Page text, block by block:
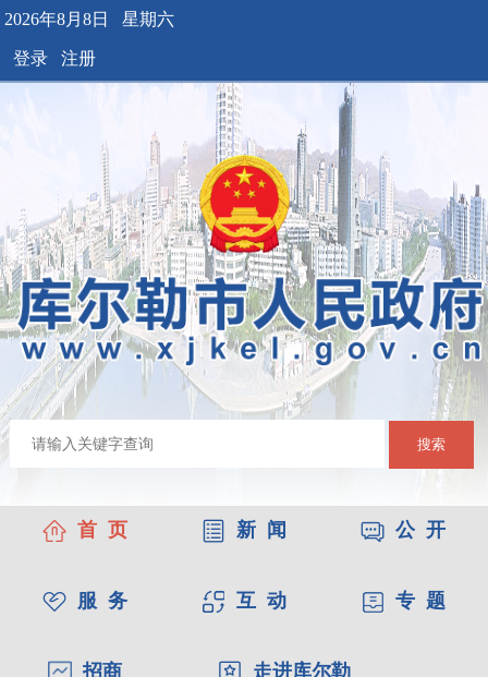
2026年8月8日 星期六
登录 注册
搜索
首 页 新 闻 公 开
服 务 互 动 专 题
招商 走进库尔勒